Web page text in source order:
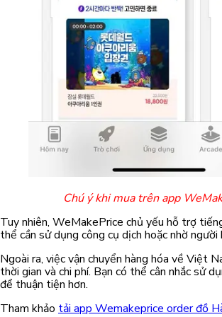
Chú ý khi mua trên app
Tuy nhiên, WeMakePrice chủ yếu hỗ trợ
thể cần sử dụng công cụ dịch hoặc nhờ
Ngoài ra, việc vận chuyển hàng hóa về Việt
thời gian và chi phí. Bạn có thể cân nhắc sử
để thuận tiện hơn.
Tham khảo tải app Wemakeprice order đồ